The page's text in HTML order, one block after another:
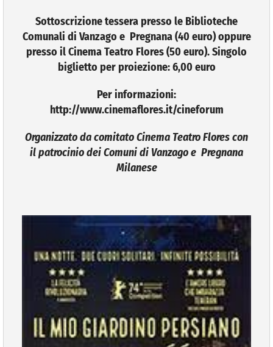
Sottoscrizione tessera presso le Biblioteche
Comunali di Vanzago e Pregnana (40 euro) oppure
presso il Cinema Teatro Flores (50 euro).Singolo
biglietto per proiezione: 6,00 euro
Per informazioni:
http://www.cinemaflores.it/cineforum
Organizzato da comitato Cinema Teatro Flores con
il patrocinio dei Comuni di Vanzago e Pregnana
Milanese